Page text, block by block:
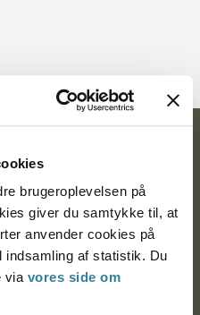
brugeroplevelsen på
giver du samtykke til, at
anvender cookies på
indsamling af statistik. Du
via vores side om